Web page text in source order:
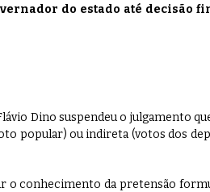
do estado até decisão
Dino suspendeu o julgamento
popular) ou indireta (votos dos
o conhecimento da pretensão